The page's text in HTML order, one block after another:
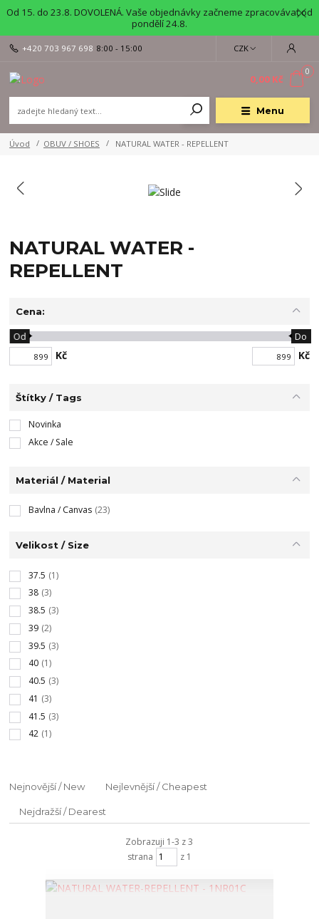
Od 15. do 23.8. DOVOLENÁ. Vaše objednávky začneme zpracovávat od
pondělí 24.8.
Menu
CZK
+420 703 967 698 8:00 - 15:00
0
0,00 Kč
Úvod OBUV / SHOES NATURAL WATER - REPELLENT
NATURAL WATER -
REPELLENT
Cena:
Kč
Od Do
Kč
Štítky / Tags
Novinka
Akce / Sale
Materiál / Material
Bavlna / Canvas (23)
Velikost / Size
37.5 (1)
38 (3)
38.5 (3)
39 (2)
39.5 (3)
40 (1)
40.5 (3)
41 (3)
41.5 (3)
42 (1)
Nejnovější / New Nejlevnější / Cheapest
Nejdražší / Dearest
Zobrazuji 1-3 z 3
strana
z 1